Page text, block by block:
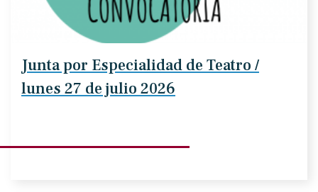
Junta por Especialidad de Teatro /
lunes 27 de julio 2026